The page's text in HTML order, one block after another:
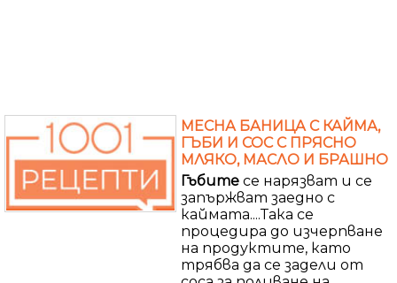
МЕСНА БАНИЦА С КАЙМА,
ГЪБИ И СОС С ПРЯСНО
МЛЯКО, МАСЛО И БРАШНО
Гъбите се нарязват и се
запържват заедно с
каймата....Така се
процедира до изчерпване
на продуктите, като
трябва да се задели от